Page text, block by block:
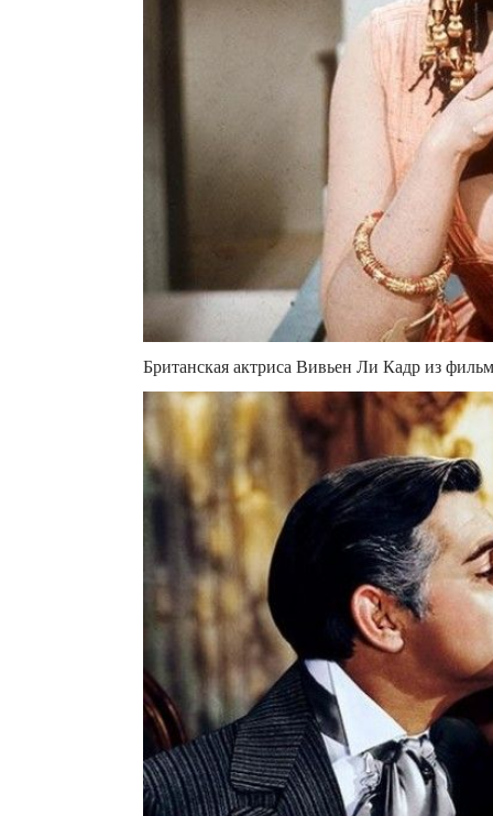
Британская актриса Вивьен Ли Кадр из